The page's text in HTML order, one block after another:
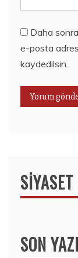
Daha
e-posta
kaydedilsin.
SIYASET
SON